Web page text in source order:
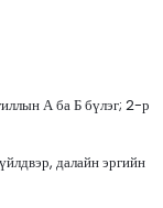
А ба Б бүлэг; 2-р
далайн эргийн